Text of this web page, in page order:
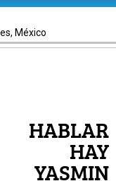
México
HAY
YASMIN